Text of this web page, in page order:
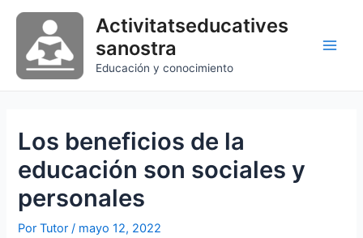
contenido
Activitatseducatives
sanostra
Educación y conocimiento
Los beneficios de la
educación son sociales y
personales
PorTutor/ mayo 12, 2022